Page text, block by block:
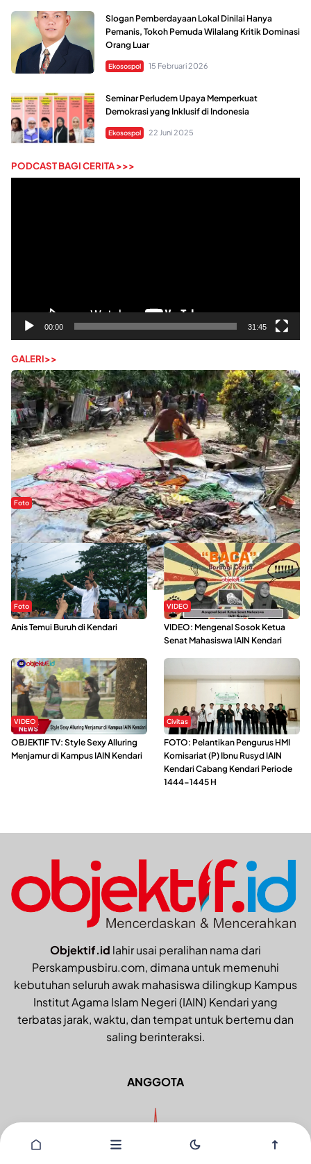
Slogan Pemberdayaan Lokal Dinilai Hanya
Pemanis, Tokoh Pemuda Wilalang Kritik Dominasi
Orang Luar
Ekosospol 15 Februari 2026
Seminar Perludem Upaya Memperkuat
Demokrasi yang Inklusif di Indonesia
Ekosospol 22 Juni 2025
PODCAST BAGI CERITA >>>
00:00 31:45
GALERI>>
Foto
Sejak Banjir Bandang, Warga Butuhkan Air Bersih
Foto
Anis Temui Buruh di Kendari
VIDEO
VIDEO: Mengenal Sosok Ketua
Senat Mahasiswa IAIN Kendari
VIDEO
OBJEKTIF TV: Style Sexy Alluring
Menjamur di Kampus IAIN Kendari
Civitas
FOTO: Pelantikan Pengurus HMI
Komisariat (P) Ibnu Rusyd IAIN
Kendari Cabang Kendari Periode
1444-1445 H
Objektif.id lahir usai peralihan nama dari
Perskampusbiru.com, dimana untuk memenuhi
kebutuhan seluruh awak mahasiswa dilingkup Kampus
Institut Agama Islam Negeri (IAIN) Kendari yang
terbatas jarak, waktu, dan tempat untuk bertemu dan
saling berinteraksi.
ANGGOTA